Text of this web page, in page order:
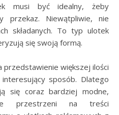
musi być idealny, żeby
przekaz. Niewątpliwie, nie
składanych. To typ ulotek
się swoją formą.
przedstawienie większej ilości
sposób. Dlatego
się coraz bardziej modne,
przestrzeni na treści